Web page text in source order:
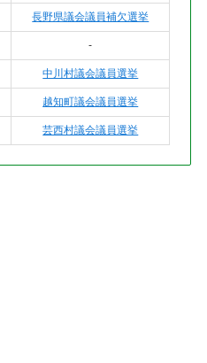
長野県議会議員補欠選挙
-
中川村議会議員選挙
越知町議会議員選挙
芸西村議会議員選挙